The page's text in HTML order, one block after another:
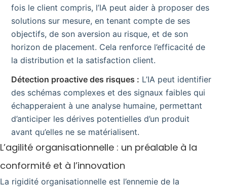
fois le client compris, l’IA peut aider à proposer des
solutions sur mesure, en tenant compte de ses
objectifs, de son aversion au risque, et de son
horizon de placement. Cela renforce l’efficacité de
la distribution et la satisfaction client.
Détection proactive des risques : L’IA peut identifier
des schémas complexes et des signaux faibles qui
échapperaient à une analyse humaine, permettant
d’anticiper les dérives potentielles d’un produit
avant qu’elles ne se matérialisent.
L’agilité organisationnelle : un préalable à la
conformité et à l’innovation
La rigidité organisationnelle est l’ennemie de la